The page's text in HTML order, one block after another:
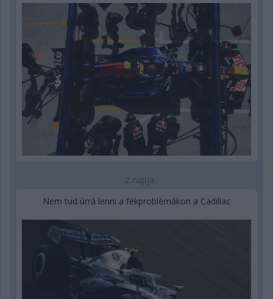
2 napja
Nem tud úrrá lenni a fékproblémákon a Cadillac